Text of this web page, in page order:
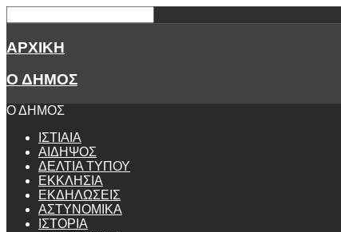
ΑΡΧΙΚΗ
Ο ΔΗΜΟΣ
Ο ΔΗΜΟΣ
ΙΣΤΙΑΙΑ
ΑΙΔΗΨΟΣ
ΔΕΛΤΙΑ ΤΥΠΟΥ
ΕΚΚΛΗΣΙΑ
ΕΚΔΗΛΩΣΕΙΣ
ΑΣΤΥΝΟΜΙΚΑ
ΙΣΤΟΡΙΑ